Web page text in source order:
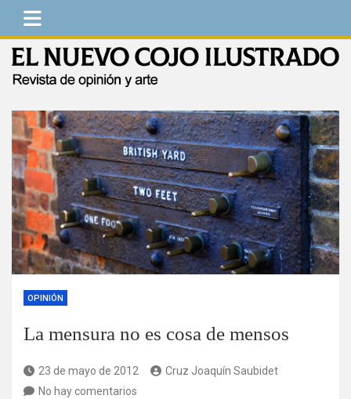
Saltar
contenido
OPINIÓN
La mensura no es cosa de mensos
23 de mayo de 2012
Cruz Joaquín Saubidet
No hay comentarios